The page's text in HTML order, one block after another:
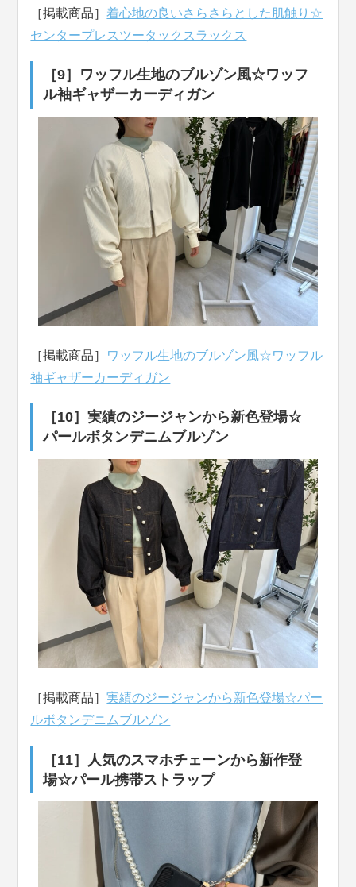
［掲載商品］着心地の良いさらさらとした肌触り☆
センタープレスツータックスラックス
［9］ワッフル生地のブルゾン風☆ワッフ
ル袖ギャザーカーディガン
［掲載商品］ ワッフル生地のブルゾン風☆ワッフル
袖ギャザーカーディガン
［10］実績のジージャンから新色登場☆
パールボタンデニムブルゾン
［掲載商品］実績のジージャンから新色登場☆パー
ルボタンデニムブルゾン
［11］人気のスマホチェーンから新作登
場☆パール携帯ストラップ